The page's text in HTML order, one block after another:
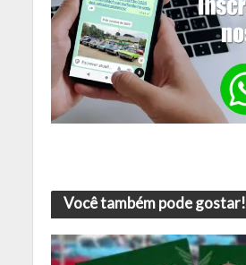
Você também pode gostar!